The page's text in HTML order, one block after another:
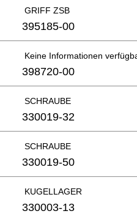
GRIFF ZSB
395185-00
Keine Informationen
398720-00
SCHRAUBE
330019-32
SCHRAUBE
330019-50
KUGELLAGER
330003-13